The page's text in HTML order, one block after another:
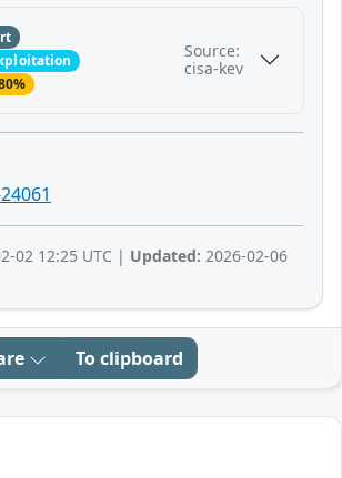
Source:
cisa-kev
02 12:25 UTC | Updated: 2026-02-06
To clipboard